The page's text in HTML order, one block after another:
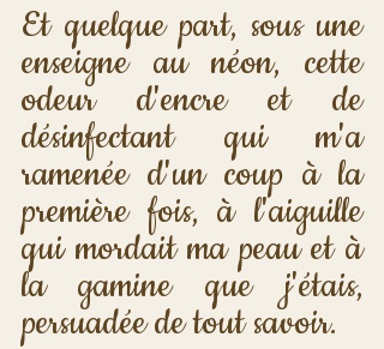
Et quelque part, sous une
enseigne au néon, cette
odeur d'encre et de
désinfectant qui m'a
ramenée d'un coup à la
première fois, à l'aiguille
qui mordait ma peau et à
la gamine que j'étais,
persuadée de tout savoir.